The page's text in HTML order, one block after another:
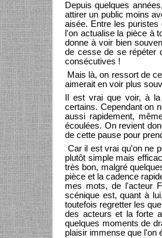
Depuis quelques
attirer un public moins
aisée. Entre les
l'on actualise la pièce à
donne à voir bien
de cesse de se répéter
consécutives !
Mais là, on ressort de
aimerait en voir plus
Il est vrai que voir, à
certains. Cependant on
aussi rapidement,
écoulées. On revient
de cette pause pour
Car il est vrai qu'on ne
plutôt simple mais
très bon, malgré
pièce et la cadence
mes mots, de l'acteur
scénique est, quant à
toutefois regretter les
des acteurs et la forte
quelques moments de
plaisir immense que l'on